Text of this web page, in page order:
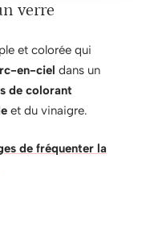
verre
et colorée qui
en-ciel dans un
de colorant
et du vinaigre.
de fréquenter la